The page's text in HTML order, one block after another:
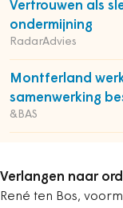
Vertrouwen als
ondermijning
RadarAdvies
Montferland
samenwerking
&BAS
Verlangen naar
René ten Bos,